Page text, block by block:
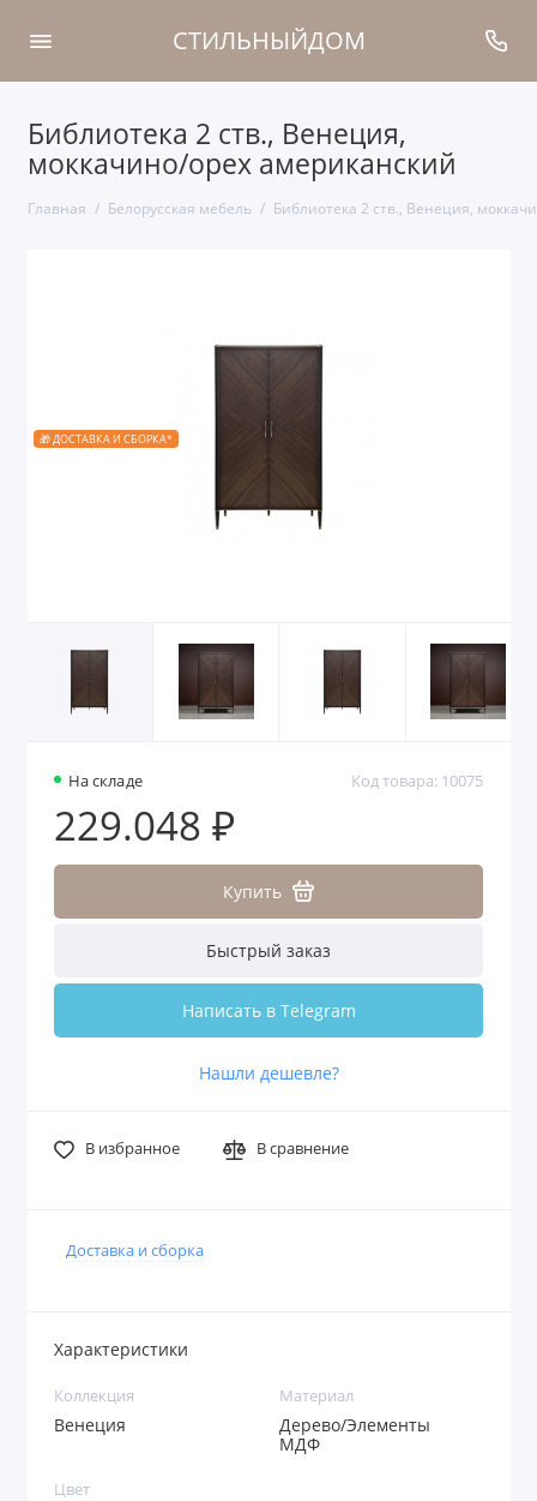
СТИЛЬНЫЙДОМ
Библиотека 2 ств., Венеция,
моккачино/орех американский
Главная Белорусская мебель Библиотека 2 ств., Венеция,
🎁 ДОСТАВКА И СБОРКА*
На складе Код товара: 10075
229.048 ₽
Купить
Быстрый заказ
Написать в Telegram
Нашли дешевле?
В избранное В сравнение
Доставка и сборка
Характеристики
Коллекция
Венеция
Материал
Дерево/Элементы
МДФ
Цвет